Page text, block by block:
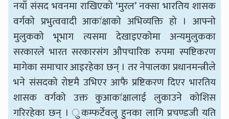
नयाँ संसद भवनमा राखिएको ‘मुरल’ नक्सा भारतिय शासक
वर्गको प्रभुत्ववादी आकांक्षाको अभिव्यक्ति हो । आफ्नो
मुलुकको भूभाग त्यसमा देखाइएकोमा अन्यमुलुकका
सरकारले भारत सरकारसंग औपचारिक रुपमा स्पष्टिकरण
मागेका समाचार आइरहेका छन् । तर नेपालका प्रधानमन्त्रीले
भने संसदको रोष्टमै उभिएर आफै प्रष्टिकरण दिएर भारतिय
शासक वर्गको उक्त कुआकांक्षालाई लुकाउने कोशिस
गरिरहेका छन् । ुकम्फर्टेवलु हुनका लागि प्रचण्डजी यति